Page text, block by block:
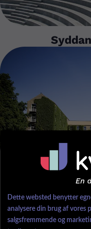
Dette websted benytter
analysere din brug af vores
salgsfremmende og